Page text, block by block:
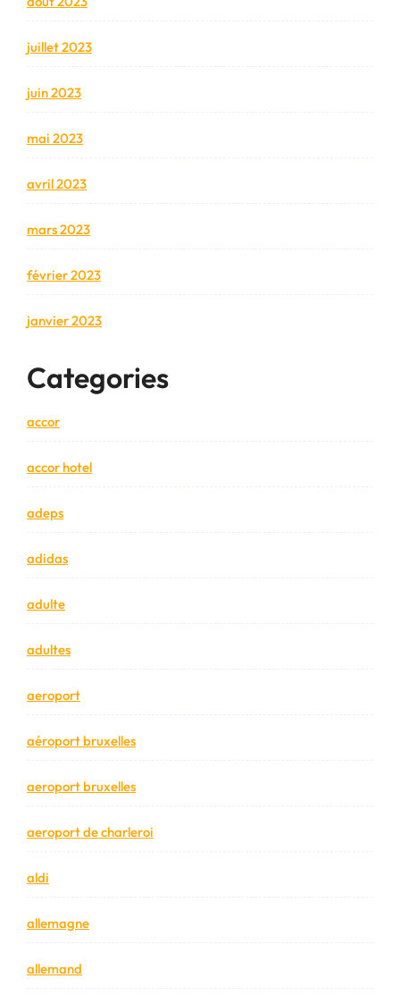
juillet 2023
juin 2023
mai 2023
avril 2023
mars 2023
février 2023
janvier 2023
Categories
accor
accor hotel
adeps
adidas
adulte
adultes
aeroport
aéroport bruxelles
aeroport bruxelles
aeroport de charleroi
aldi
allemagne
allemand